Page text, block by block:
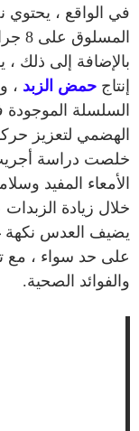
المسلوق على 8 جرامات مثيرة للإعجاب.
بالإضافة إلى ذلك
إنتاج حمض الزبد ،
السلسلة الموجودة
الهضمي لتعزيز
الأمعاء المفيد
خلال زيادة
يضيف العدس نكهة
على حد سواء ، مع
والفوائد الصحية.